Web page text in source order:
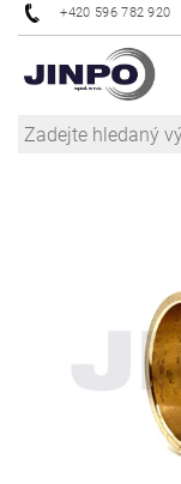
+420 596 782 920